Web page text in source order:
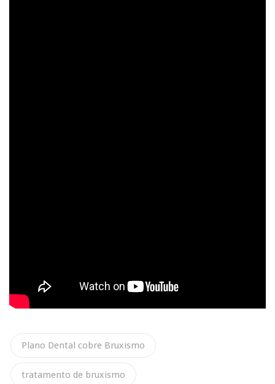
Plano Dental cobre Bruxismo
tratamento de bruxismo